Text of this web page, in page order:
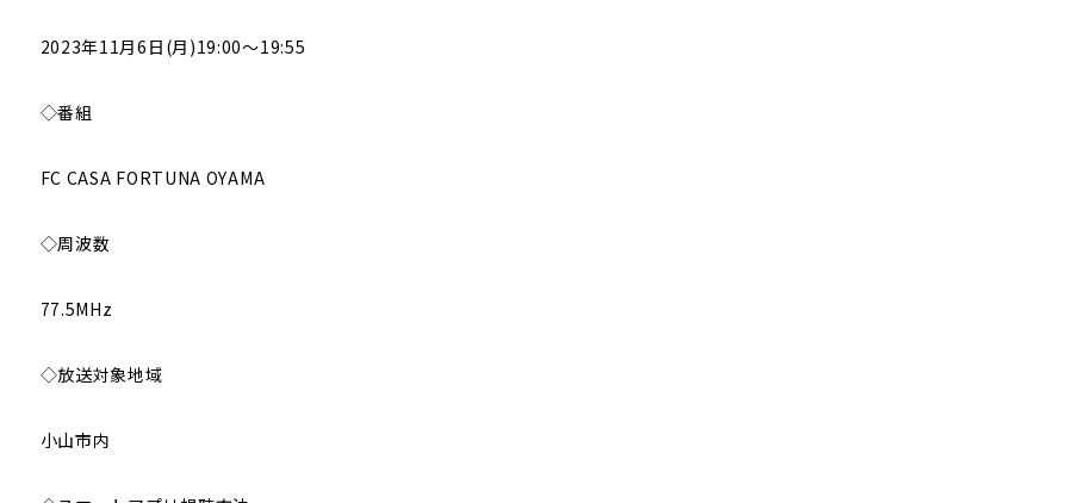
2023年11月6日(月)19:00～19:55
◇番組
FC CASA FORTUNA OYAMA
◇周波数
77.5MHz
◇放送対象地域
小山市内